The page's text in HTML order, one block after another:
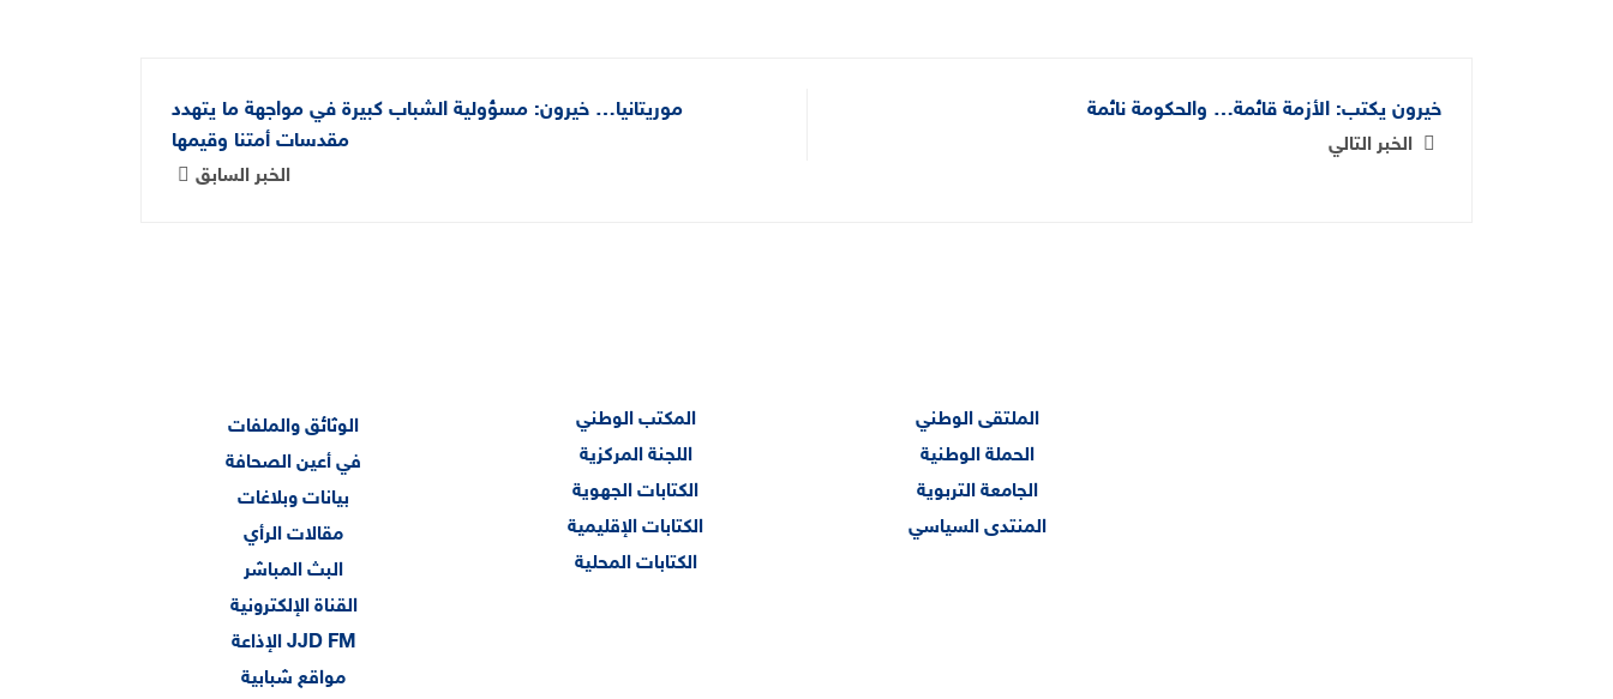
موريتانيا… خيرون: مسؤولية الشباب كبيرة في مواجهة ما يتهدد
مقدسات أمتنا وقيمها
الخبر السابق
خيرون يكتب: الأزمة قائمة… والحكومة نائمة
الوثائق والملفات
في أعين الصحافة
بيانات وبلاغات
مقالات الرأي
البث المباشر
القناة الإلكترونية
الإذاعة JJD FM
مواقع شبابية
المكتب الوطني
اللجنة المركزية
الكتابات الجهوية
الكتابات الإقليمية
الكتابات المحلية
الملتقى الوطني
الحملة الوطنية
الجامعة التربوية
المنتدى السياسي